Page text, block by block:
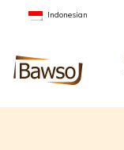
Lewati
Indonesian